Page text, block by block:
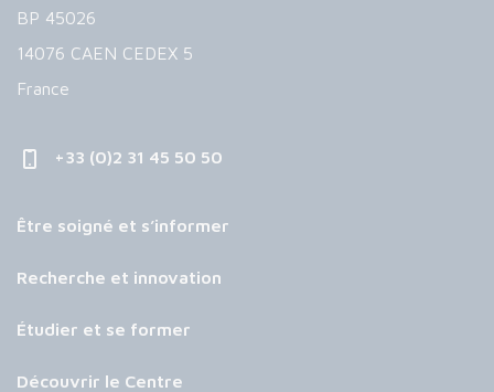
BP 45026
14076 CAEN CEDEX 5
France
+33 (0)2 31 45 50 50
Être soigné et s’informer
Recherche et innovation
Étudier et se former
Découvrir le Centre